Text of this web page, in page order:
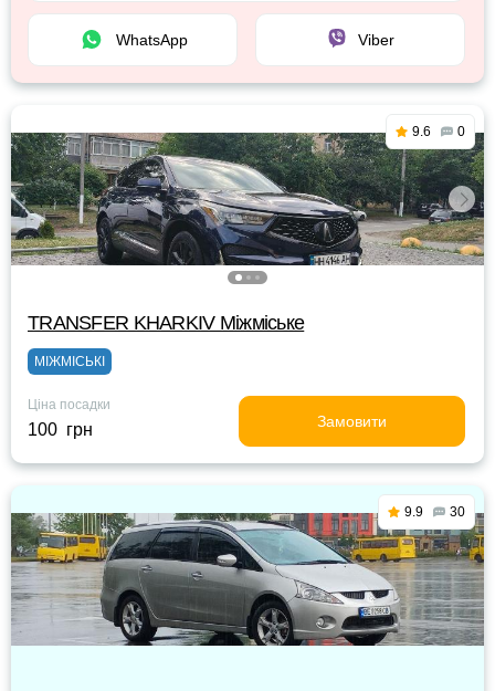
WhatsApp Viber
9.6 0
TRANSFER KHARKIV Міжміське
МІЖМІСЬКІ
Ціна посадки
100 грн Замовити
9.9 30